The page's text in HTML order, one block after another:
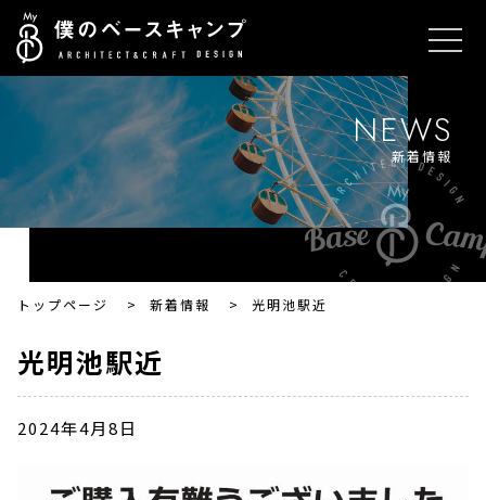
NEWS
新着情報
トップページ > 新着情報 > 光明池駅近
光明池駅近
2024年4月8日